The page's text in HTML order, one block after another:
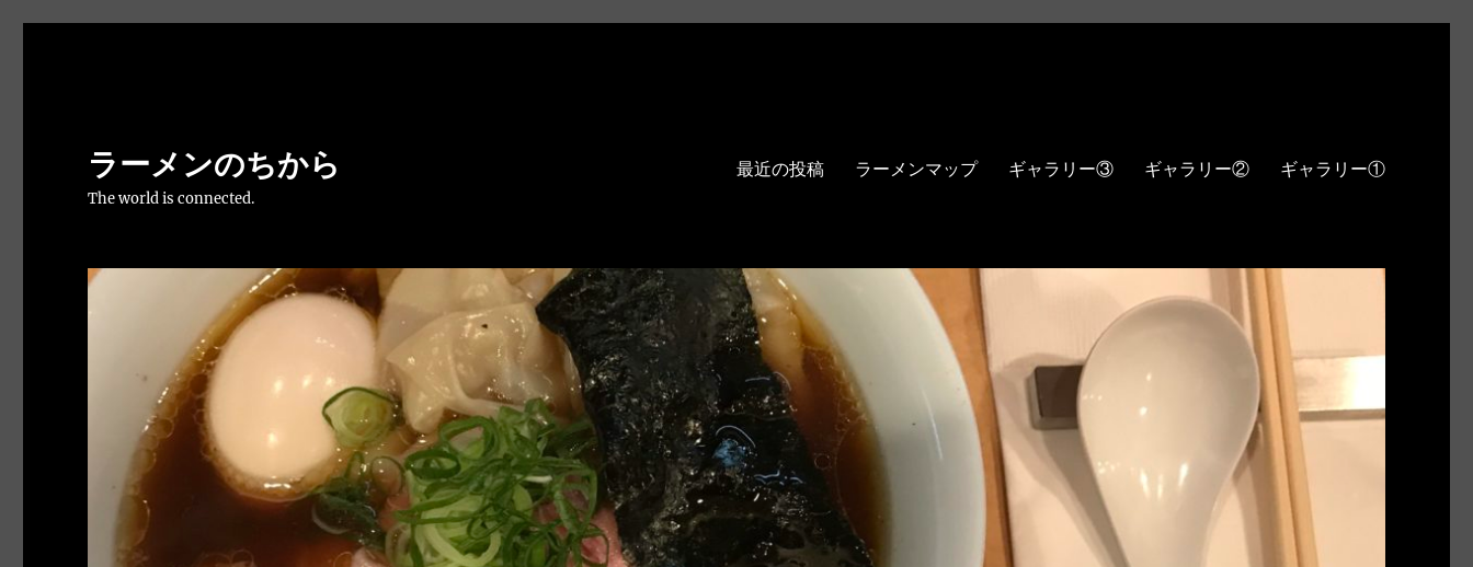
ラーメンのちから
The world is connected.
最近の投稿 ラーメンマップ ギャラリー③ ギャラリー② ギャラリー①